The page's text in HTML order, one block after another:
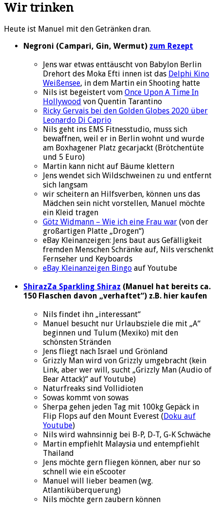
Wir trinken
Heute ist Manuel mit den Getränken dran.
Negroni (Campari, Gin, Wermut) zum Rezept
Jens war etwas enttäuscht von Babylon Berlin
Drehort des Moka Efti innen ist das Delphi Kino
Weißensee, in dem Martin ein Shooting hatte
Nils ist begeistert vom Once Upon A Time In
Hollywood von Quentin Tarantino
Ricky Gervais bei den Golden Globes 2020 über
Leonardo Di Caprio
Nils geht ins EMS Fitnesstudio, muss sich
bewaffnen, weil er in Berlin wohnt und wurde
am Boxhagener Platz gecarjackt (Brötchentüte
und 5 Euro)
Martin kann nicht auf Bäume klettern
Jens wendet sich Wildschweinen zu und entfernt
sich langsam
wir scheitern an Hilfsverben, können uns das
Mädchen sein nicht vorstellen, Manuel möchte
ein Kleid tragen
Götz Widmann – Wie ich eine Frau war (von der
großartigen Platte „Drogen“)
eBay Kleinanzeigen: Jens baut aus Gefälligkeit
fremden Menschen Schränke auf, Nils verschenkt
Fernseher und Keyboards
eBay Kleinanzeigen Bingo auf Youtube
ShirazZa Sparkling Shiraz (Manuel hat bereits ca.
150 Flaschen davon „verhaftet“) z.B. hier kaufen
Nils findet ihn „interessant“
Manuel besucht nur Urlaubsziele die mit „A“
beginnen und Tulum (Mexiko) mit den
schönsten Stränden
Jens fliegt nach Israel und Grönland
Grizzly Man wird von Grizzly umgebracht (kein
Link, aber wer will, sucht „Grizzly Man (Audio of
Bear Attack)“ auf Youtube)
Naturfreaks sind Vollidioten
Sowas kommt von sowas
Sherpa gehen jeden Tag mit 100kg Gepäck in
Flip Flops auf den Mount Everest (Doku auf
Youtube)
Nils wird wahnsinnig bei B-P, D-T, G-K Schwäche
Martin empfiehlt Malaysia und entempfiehlt
Thailand
Jens möchte gern fliegen können, aber nur so
schnell wie ein eScooter
Manuel will lieber beamen (wg.
Atlantiküberquerung)
Nils möchte gern zaubern können